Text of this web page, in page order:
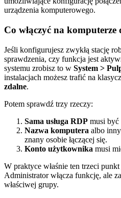
Co włączyć na komputerze
Jeśli konfigurujesz zwykłą stację
sprawdzenia, czy funkcja jest
systemu zrobisz to w System >
instalacjach możesz trafić na
zdalne.
Potem sprawdź trzy rzeczy:
Sama usługa RDP musi być
Nazwa komputera albo
znany osobie łączącej się.
Konto użytkownika musi
W praktyce właśnie ten trzeci
Administrator włącza funkcję, ale
właściwej grupy.